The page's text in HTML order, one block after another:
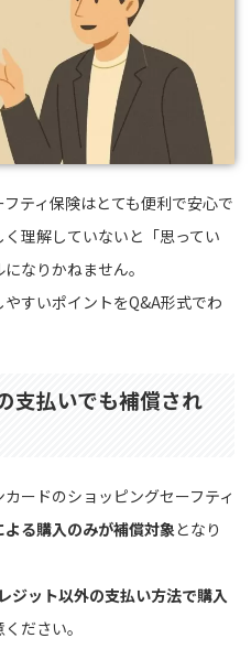
ティ保険はとても便利で安心で
理解していないと「思ってい
なりかねません。
すいポイントをQ&A形式でわ
支払いでも補償され
ードのショッピングセーフティ
る購入のみが補償対象となり
ジット以外の支払い方法で購入
ださい。